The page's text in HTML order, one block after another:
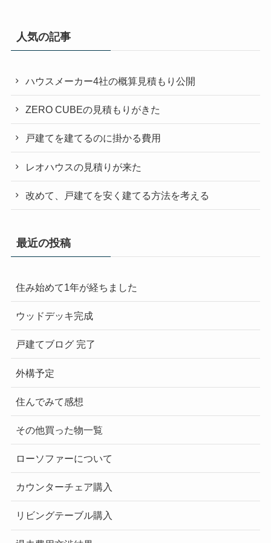
人気の記事
ハウスメーカー4社の概算見積もり公開
ZERO CUBEの見積もりがきた
戸建てを建てるのに掛かる費用
レオハウスの見積りが来た
改めて、戸建てを安く建てる方法を考える
最近の投稿
住み始めて1年が経ちました
ウッドデッキ完成
戸建てブログ 完了
外構予定
住んでみて感想
その他買った物一覧
ローソファーについて
カウンターチェア購入
リビングテーブル購入